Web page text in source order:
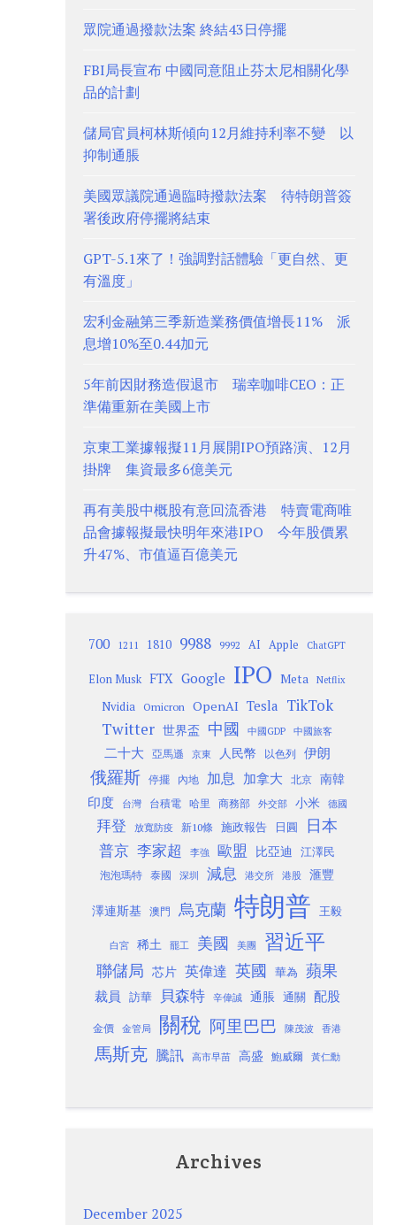
眾院通過撥款法案 終結43日停擺
FBI局長宣布 中國同意阻止芬太尼相關化學
品的計劃
儲局官員柯林斯傾向12月維持利率不變 以
抑制通脹
美國眾議院通過臨時撥款法案 待特朗普簽
署後政府停擺將結束
GPT-5.1來了！強調對話體驗「更自然、更
有溫度」
宏利金融第三季新造業務價值增長11% 派
息增10%至0.44加元
5年前因財務造假退市 瑞幸咖啡CEO：正
準備重新在美國上市
京東工業據報擬11月展開IPO預路演、12月
掛牌 集資最多6億美元
再有美股中概股有意回流香港 特賣電商唯
品會據報擬最快明年來港IPO 今年股價累
升47%、市值逼百億美元
700 1211 1810 9988 9992 AI Apple ChatGPT
Elon Musk FTX Google IPO Meta Netflix
Nvidia Omicron OpenAI Tesla TikTok
Twitter 世界盃 中國 中國GDP 中國旅客
二十大 亞馬遜 京東 人民幣 以色列 伊朗
俄羅斯 停擺 內地 加息 加拿大 北京
南韓
印度
台灣 台積電 哈里 商務部 外交部 小米 德國
拜登 放寬防疫 新10條 施政報告 日圓 日本
普京 李家超 李強 歐盟 比亞迪 江澤民
泡泡瑪特 泰國 深圳 減息 港交所 港股 滙豐
澤連斯基 澳門 烏克蘭 特朗普 王毅
白宮 稀土 罷工 美國 美團 習近平
聯儲局 芯片 英偉達 英國 華為 蘋果
裁員 訪華 貝森特 辛偉誠 通脹 通關 配股
金價 金管局 關稅 阿里巴巴 陳茂波 香港
馬斯克 騰訊 高市早苗 高盛 鮑威爾 黃仁勳
Archives
December 2025